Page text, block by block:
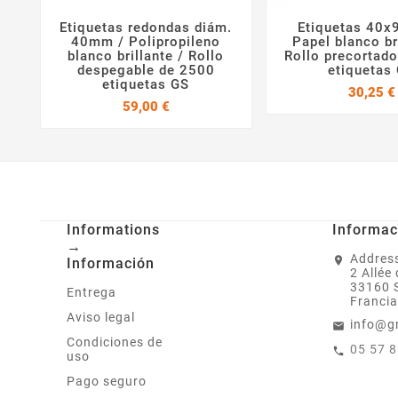
 
Etiquetas redondas diám.
40mm / Polipropileno
blanco brillante / Rollo
despegable de 2500
etiquetas GS
59,00 €Precio

Etiquetas
Papel blanco
Rollo
etiquetas
30,25 €
Informations
→
Información
Entrega
Aviso legal
Condiciones de
uso
Pago seguro
2 Allée
33160
Francia
05 57